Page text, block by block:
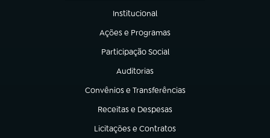
Institucional
(abre em nova aba)
Ações e Programas
(abre em nova aba)
Participação Social
(abre em nova aba)
Auditorias
(abre em nova aba)
Convênios e Transferências
(abre em nova aba)
Receitas e Despesas
(abre em nova aba)
Licitações e Contratos
(abre em nova aba)